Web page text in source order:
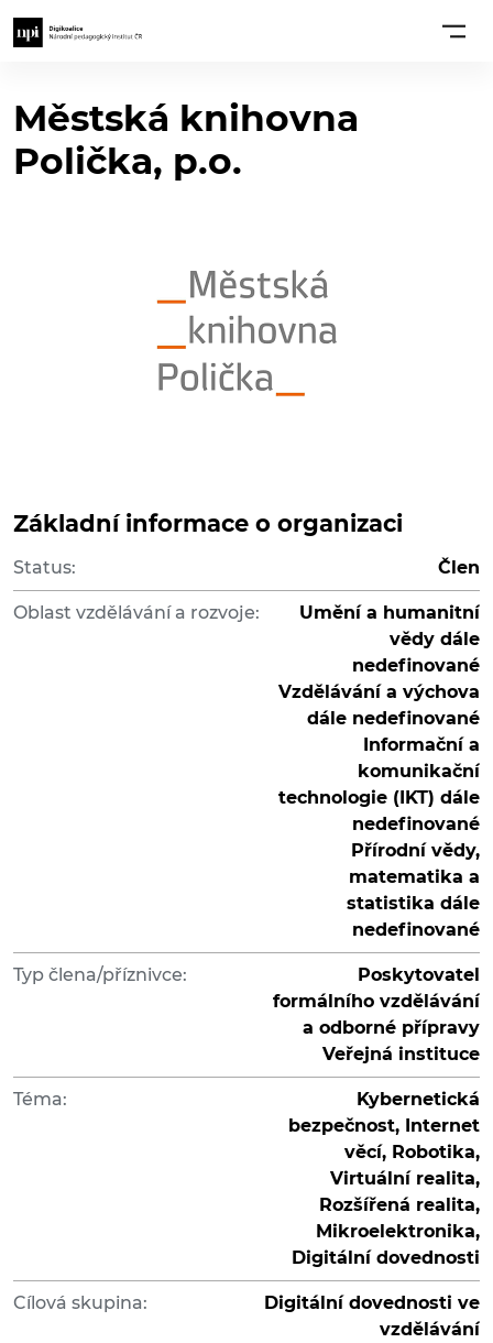
Městská knihovna
Polička, p.o.
Základní informace o organizaci
Status: Člen
Oblast vzdělávání a rozvoje:
Umění a humanitní
vědy dále
nedefinované
Vzdělávání a výchova
dále nedefinované
Informační a
komunikační
technologie (IKT) dále
nedefinované
Přírodní vědy,
matematika a
statistika dále
nedefinované
Typ člena/příznivce:
Poskytovatel
formálního vzdělávání
a odborné přípravy
Veřejná instituce
Téma:
Kybernetická
bezpečnost, Internet
věcí, Robotika,
Virtuální realita,
Rozšířená realita,
Mikroelektronika,
Digitální dovednosti
Cílová skupina:
Digitální dovednosti ve
vzdělávání